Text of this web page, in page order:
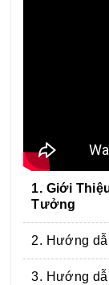
1. Giới
Tưởng
2. Hướng
3. Hướng